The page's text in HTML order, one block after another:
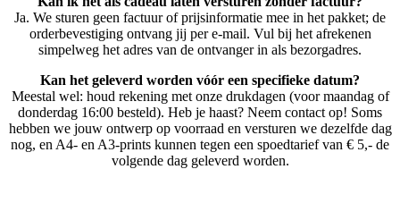
Ja. We sturen geen factuur of prijsinformatie mee in het pakket; de
orderbevestiging ontvang jij per e-mail. Vul bij het afrekenen
simpelweg het adres van de ontvanger in als bezorgadres.
Kan het geleverd worden vóór een specifieke datum?
Meestal wel: houd rekening met onze drukdagen (voor maandag of
donderdag 16:00 besteld). Heb je haast? Neem contact op! Soms
hebben we jouw ontwerp op voorraad en versturen we dezelfde dag
nog, en A4- en A3-prints kunnen tegen een spoedtarief van € 5,- de
volgende dag geleverd worden.